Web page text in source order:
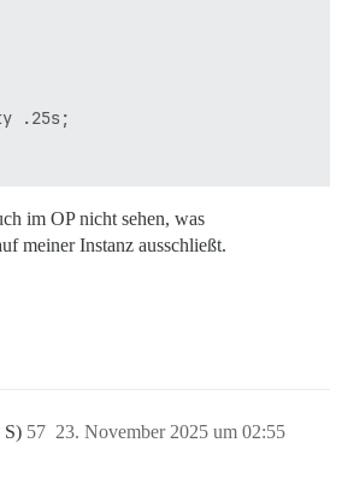
.25s;
im OP nicht sehen, was
meiner Instanz ausschließt.
S) 23. November 2025 um 02:55
57